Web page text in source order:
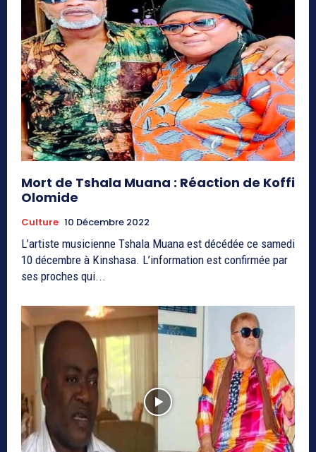
Mort de Tshala Muana : Réaction de Koffi
Olomide
Culture 10 Décembre 2022
L’artiste musicienne Tshala Muana est décédée ce samedi
10 décembre à Kinshasa. L’information est confirmée par
ses proches qui...